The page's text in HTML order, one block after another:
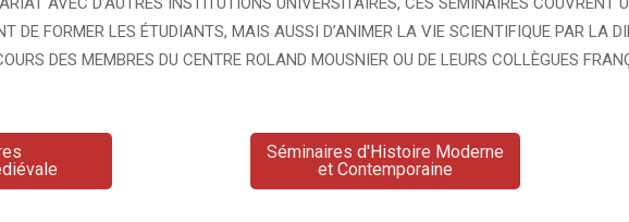
DE FORMER LES ÉTUDIANTS, MAIS AUSSI D’ANIMER LA VIE SCIENTIFIQUE PAR LA
DES MEMBRES DU CENTRE ROLAND MOUSNIER OU DE LEURS COLLÈGUES
Séminaires d'Histoire Moderne
et Contemporaine